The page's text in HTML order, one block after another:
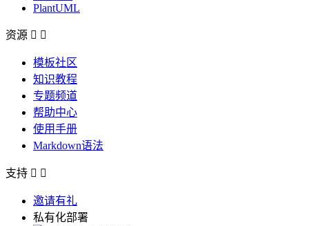
PlantUML
资源  
模板社区
知识教程
专题频道
帮助中心
使用手册
Markdown语法
支持  
邀请有礼
私有化部署